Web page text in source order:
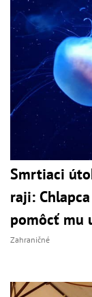
Smrtiaci
raji:
pomôcť mu
Zahraničné